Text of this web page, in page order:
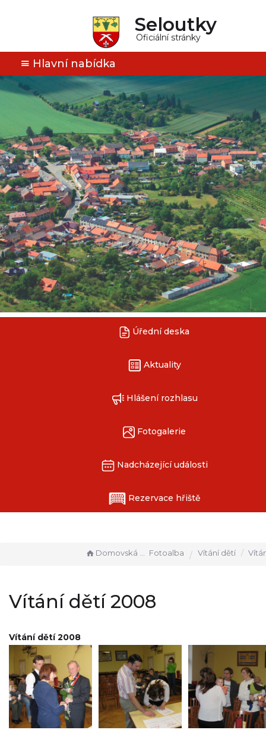
Seloutky
Oficiální stránky
Hlavní nabídka
Úřední deska
Aktuality
Hlášení rozhlasu
Fotogalerie
Nadcházející události
Rezervace hřiště
Domovská stránka Fotoalba Vítání dětí Vítání
Vítání dětí 2008
Vítání dětí 2008